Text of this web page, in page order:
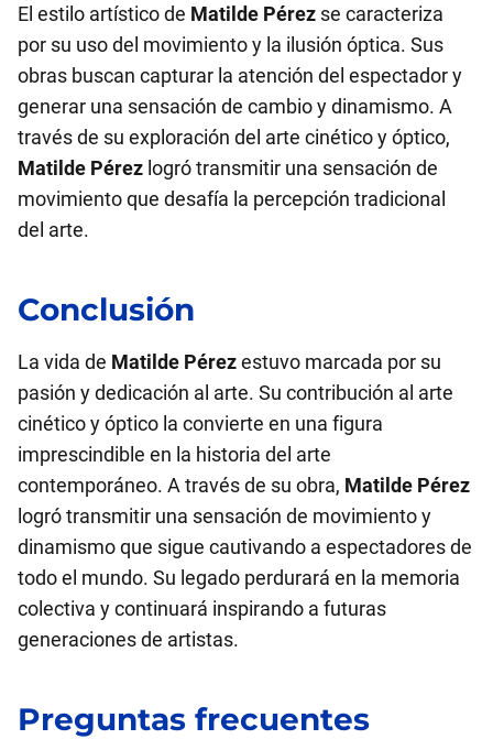
El estilo artístico de Matilde Pérez se caracteriza
por su uso del movimiento y la ilusión óptica. Sus
obras buscan capturar la atención del espectador y
generar una sensación de cambio y dinamismo. A
través de su exploración del arte cinético y óptico,
Matilde Pérez logró transmitir una sensación de
movimiento que desafía la percepción tradicional
del arte.
Conclusión
La vida de Matilde Pérezestuvo marcada por su
pasión y dedicación al arte. Su contribución al arte
cinético y óptico la convierte en una figura
imprescindible en la historia del arte
contemporáneo. A través de su obra, Matilde Pérez
logró transmitir una sensación de movimiento y
dinamismo que sigue cautivando a espectadores de
todo el mundo. Su legado perdurará en la memoria
colectiva y continuará inspirando a futuras
generaciones de artistas.
Preguntas frecuentes